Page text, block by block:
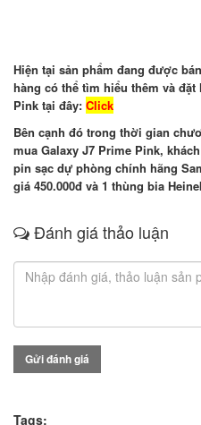
Hiện tại sản phẩm đang được
hàng có thể tìm hiểu thêm và
Pink tại đây: Click
Bên cạnh đó trong thời gian
mua Galaxy J7 Prime Pink,
pin sạc dự phòng chính hãng
giá 450.000đ và 1 thùng bia
Đánh giá thảo luận
Gửi đánh giá
Tags: